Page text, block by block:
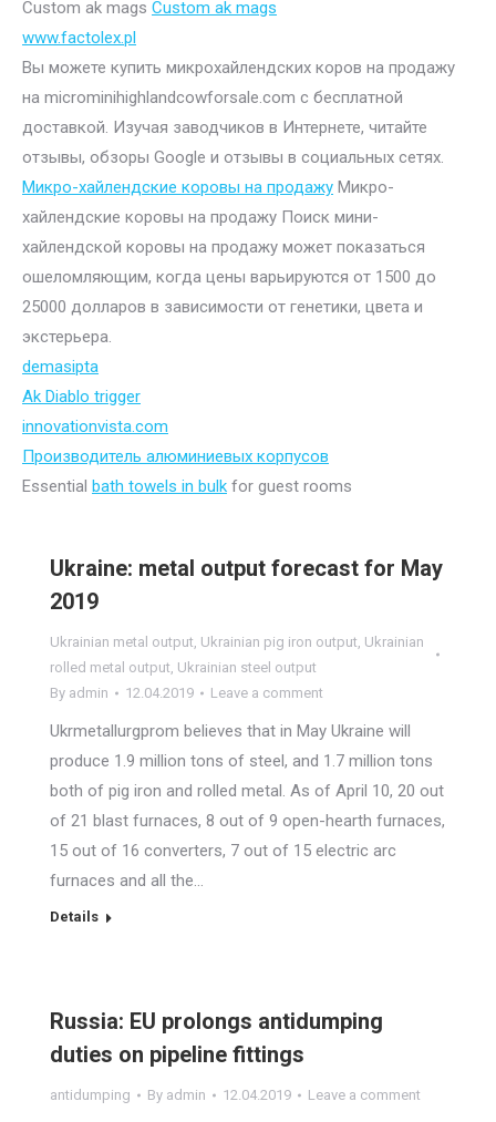
Custom ak mags Custom ak mags
www.factolex.pl
Вы можете купить микрохайлендских коров на продажу
на microminihighlandcowforsale.com с бесплатной
доставкой. Изучая заводчиков в Интернете, читайте
отзывы, обзоры Google и отзывы в социальных сетях.
Микро-хайлендские коровы на продажу Микро-
хайлендские коровы на продажу Поиск мини-
хайлендской коровы на продажу может показаться
ошеломляющим, когда цены варьируются от 1500 до
25000 долларов в зависимости от генетики, цвета и
экстерьера.
demasipta
Ak Diablo trigger
innovationvista.com
Производитель алюминиевых корпусов
Essential bath towels in bulk for guest rooms
Ukraine: metal output forecast for May
2019
Ukrainian metal output, Ukrainian pig iron output, Ukrainian
rolled metal output, Ukrainian steel output
By admin 12.04.2019 Leave a comment
Ukrmetallurgprom believes that in May Ukraine will
produce 1.9 million tons of steel, and 1.7 million tons
both of pig iron and rolled metal. As of April 10, 20 out
of 21 blast furnaces, 8 out of 9 open-hearth furnaces,
15 out of 16 converters, 7 out of 15 electric arc
furnaces and all the…
Details
Russia: EU prolongs antidumping
duties on pipeline fittings
antidumping By admin 12.04.2019 Leave a comment